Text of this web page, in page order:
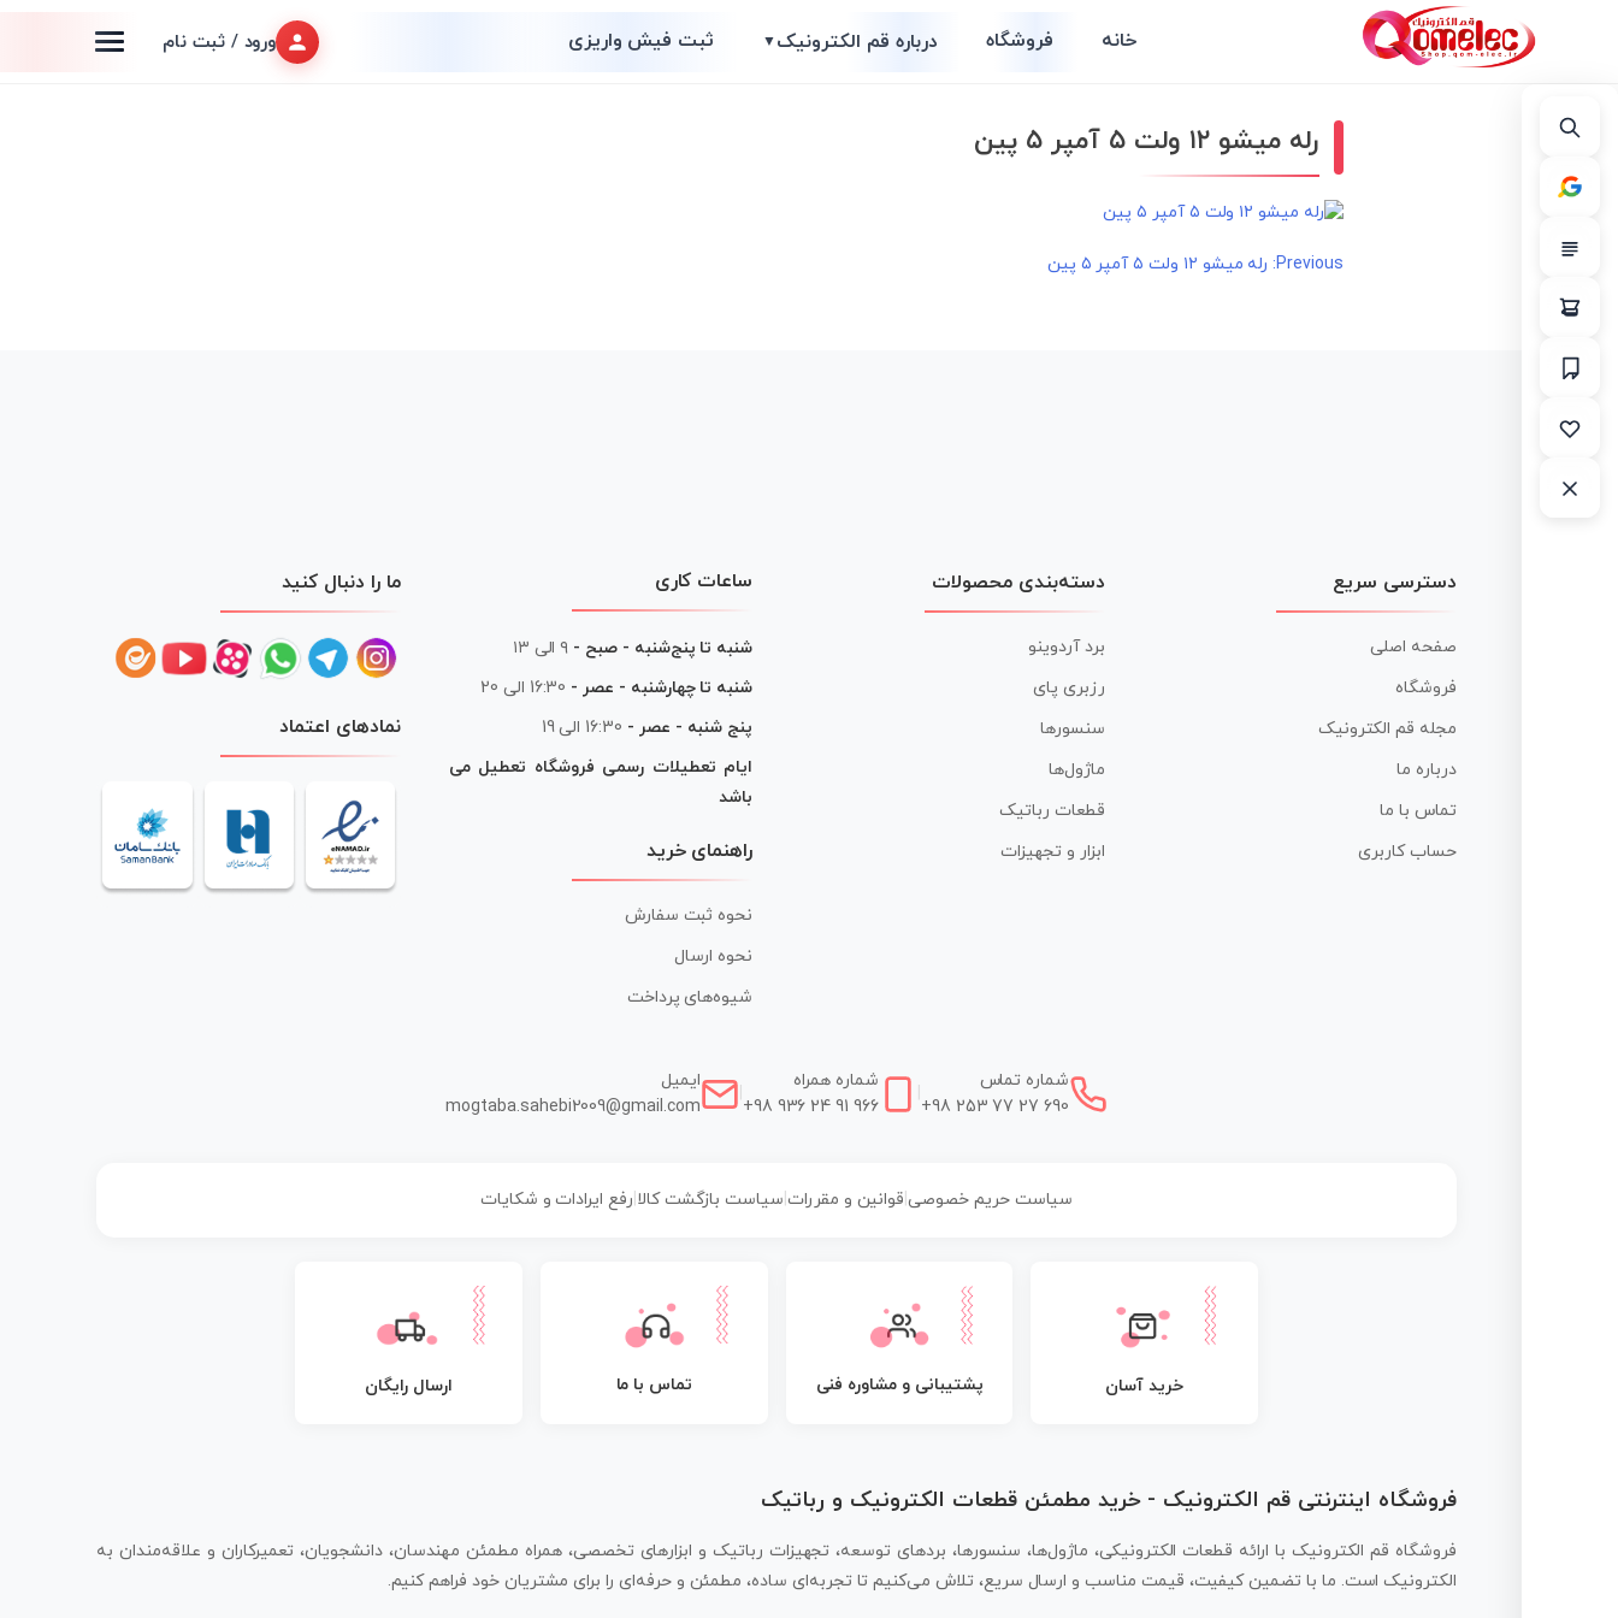
خانه فروشگاه درباره قم الکترونیک▼ ثبت فیش واریزی ورود / ثبت نام
رله میشو ۱۲ ولت ۵ آمپر ۵ پین
راهبری
Previous: رله میشو ۱۲ ولت ۵ آمپر ۵ پین
دسترسی سریع
صفحه اصلی
فروشگاه
مجله قم الکترونیک
درباره ما
تماس با ما
حساب کاربری
دسته‌بندی محصولات
برد آردوینو
رزبری پای
سنسورها
ماژول‌ها
قطعات رباتیک
ابزار و تجهیزات
ساعات کاری
شنبه تا پنج‌شنبه - صبح - ۹ الی ۱۳
شنبه تا چهارشنبه - عصر - 16:30 الی 20
پنج شنبه - عصر - 16:30 الی 19
ایام تعطیلات رسمی فروشگاه تعطیل می
باشد
راهنمای خرید
نحوه ثبت سفارش
نحوه ارسال
شیوه‌های پرداخت
ما را دنبال کنید
نمادهای اعتماد
شماره تماس
+98 253 77 27 690
شماره همراه
+98 936 24 91 966
ایمیل
mogtaba.sahebi2009@gmail.com
سیاست حریم خصوصی| قوانین و مقررات سیاست بازگشت کالا رفع ایرادات و شکایات
خرید آسان پشتیبانی و مشاوره فنی تماس با ما ارسال رایگان
فروشگاه اینترنتی قم الکترونیک - خرید مطمئن قطعات الکترونیک و رباتیک
فروشگاه قم الکترونیک با ارائه قطعات الکترونیکی، ماژول‌ها، سنسورها، بردهای توسعه، تجهیزات رباتیک و ابزارهای تخصصی، همراه مطمئن مهندسان، دانشجویان، تعمیرکاران و علاقه‌مندان به
الکترونیک است. ما با تضمین کیفیت، قیمت مناسب و ارسال سریع، تلاش می‌کنیم تا تجربه‌ای ساده، مطمئن و حرفه‌ای را برای مشتریان خود فراهم کنیم.